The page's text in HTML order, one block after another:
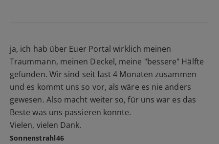
ja, ich hab über Euer Portal wirklich meinen
Traummann, meinen Deckel, meine "bessere" Hälfte
gefunden. Wir sind seit fast 4 Monaten zusammen
und es kommt uns so vor, als wäre es nie anders
gewesen. Also macht weiter so, für uns war es das
Beste was uns passieren konnte.
Vielen, vielen Dank.
Sonnenstrahl46